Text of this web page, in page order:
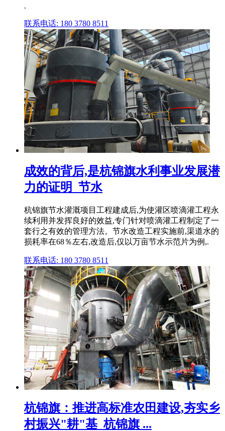
.
联系电话: 180 3780 8511
成效的背后,是杭锦旗水利事业发展潜
力的证明_节水
杭锦旗节水灌溉项目工程建成后,为使灌区喷滴灌工程永
续利用并发挥良好的效益,专门针对喷滴灌工程制定了一
套行之有效的管理方法。节水改造工程实施前,渠道水的
损耗率在68％左右,改造后,仅以万亩节水示范片为例,.
联系电话: 180 3780 8511
杭锦旗：推进高标准农田建设,夯实乡
村振兴"耕"基_杭锦旗 ...